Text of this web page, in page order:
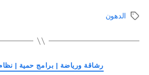
الوسومالدهون
التصنيفات
رشاقة ورياضة | برامج حمية |